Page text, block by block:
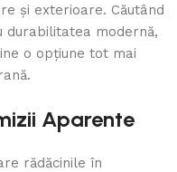
și exterioare. Căutând
durabilitatea modernă,
o opțiune tot mai
Aparente
rădăcinile în